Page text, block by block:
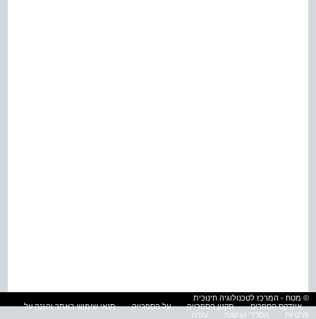
© מטח - המרכז לטכנולוגיה חינוכית
אינדקס הספרים
תקנון הספרייה על הספרייה
תנאי שימוש באתר והגנה על
פרטיות
הסדרי נגישות עזרה